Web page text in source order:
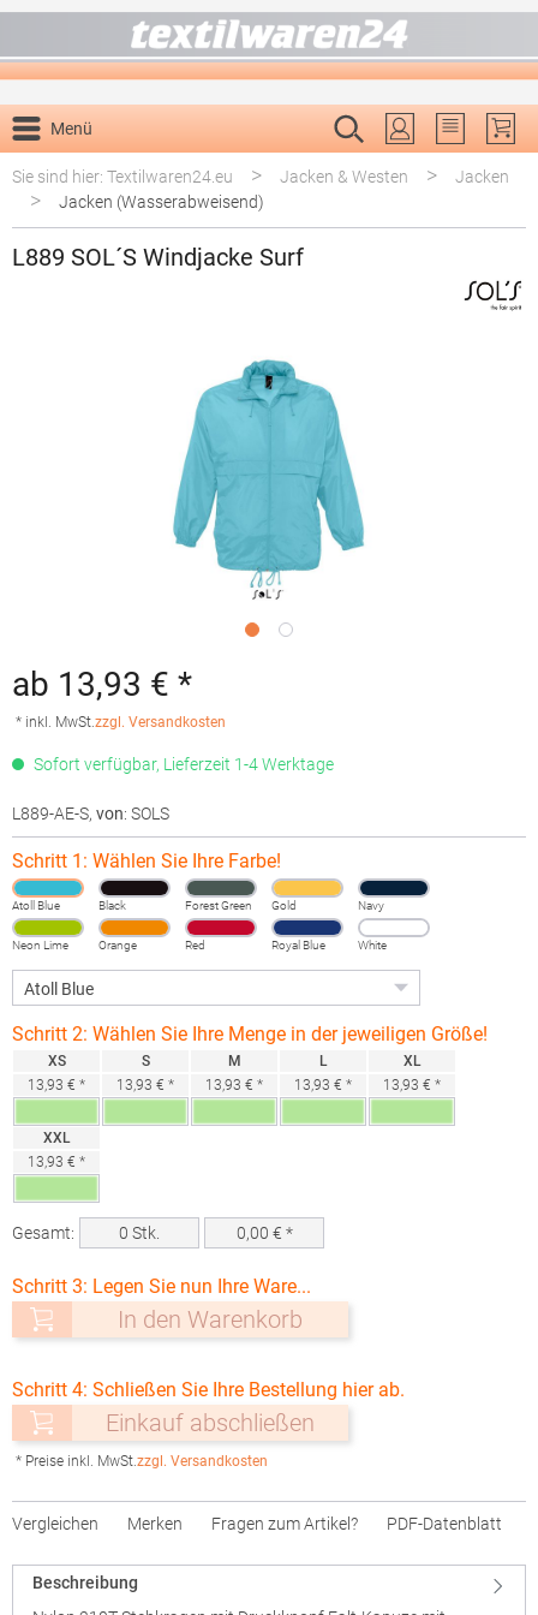
Menü
Du hast 0
Sie sind hier: Textilwaren24.eu
> Jacken & Westen > Jacken
> Jacken (Wasserabweisend)
L889 SOL´S Windjacke Surf
ab 13,93 € *
* inkl. MwSt.zzgl. Versandkosten
Sofort verfügbar, Lieferzeit 1-4 Werktage
L889-AE-S, von: SOLS
Schritt 1: Wählen Sie Ihre Farbe!
Atoll Blue Black Forest Green Gold Navy
Neon Lime Orange Red Royal Blue White
Schritt 2: Wählen Sie Ihre Menge in der jeweiligen Größe!
XS
13,93 € *
S
13,93 € *
M
13,93 € *
L
13,93 € *
XL
13,93 € *
XXL
13,93 € *
Gesamt: 0 Stk. 0,00 € *
Schritt 3: Legen Sie nun Ihre Ware...
In den Warenkorb
Schritt 4: Schließen Sie Ihre Bestellung hier ab.
Einkauf abschließen
* Preise inkl. MwSt.zzgl. Versandkosten
Vergleichen Merken Fragen zum Artikel? PDF-Datenblatt
Beschreibung